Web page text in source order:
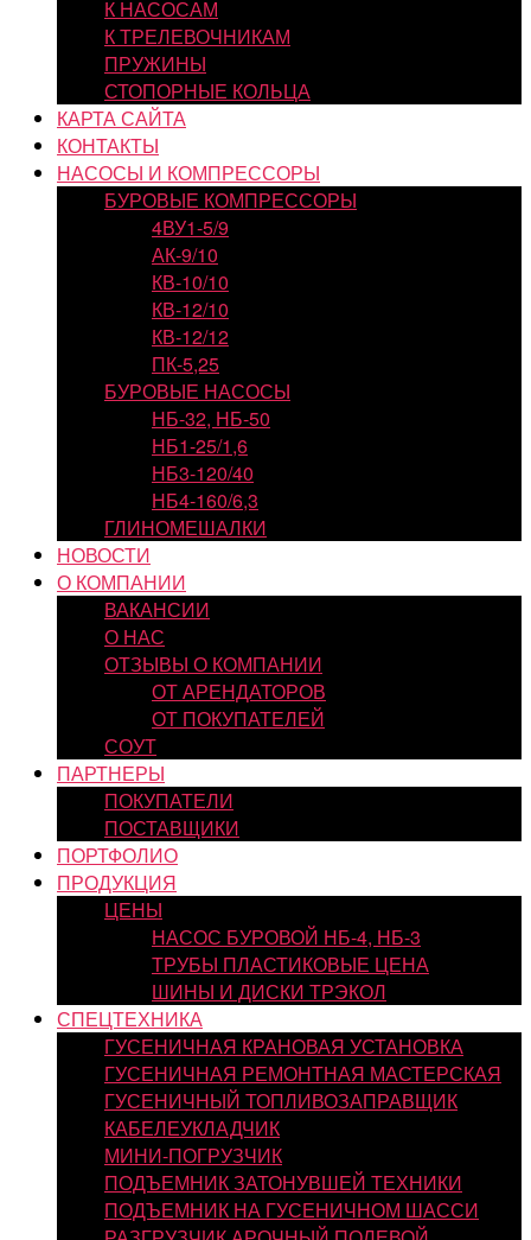
К НАСОСАМ
К ТРЕЛЕВОЧНИКАМ
ПРУЖИНЫ
СТОПОРНЫЕ КОЛЬЦА
КАРТА САЙТА
КОНТАКТЫ
НАСОСЫ И КОМПРЕССОРЫ
БУРОВЫЕ КОМПРЕССОРЫ
4ВУ1-5/9
АК-9/10
КВ-10/10
КВ-12/10
КВ-12/12
ПК-5,25
БУРОВЫЕ НАСОСЫ
НБ-32, НБ-50
НБ1-25/1,6
НБ3-120/40
НБ4-160/6,3
ГЛИНОМЕШАЛКИ
НОВОСТИ
О КОМПАНИИ
ВАКАНСИИ
О НАС
ОТЗЫВЫ О КОМПАНИИ
ОТ АРЕНДАТОРОВ
ОТ ПОКУПАТЕЛЕЙ
СОУТ
ПАРТНЕРЫ
ПОКУПАТЕЛИ
ПОСТАВЩИКИ
ПОРТФОЛИО
ПРОДУКЦИЯ
ЦЕНЫ
НАСОС БУРОВОЙ НБ-4, НБ-3
ТРУБЫ ПЛАСТИКОВЫЕ ЦЕНА
ШИНЫ И ДИСКИ ТРЭКОЛ
СПЕЦТЕХНИКА
ГУСЕНИЧНАЯ КРАНОВАЯ УСТАНОВКА
ГУСЕНИЧНАЯ РЕМОНТНАЯ МАСТЕРСКАЯ
ГУСЕНИЧНЫЙ ТОПЛИВОЗАПРАВЩИК
КАБЕЛЕУКЛАДЧИК
МИНИ-ПОГРУЗЧИК
ПОДЪЕМНИК ЗАТОНУВШЕЙ ТЕХНИКИ
ПОДЪЕМНИК НА ГУСЕНИЧНОМ ШАССИ